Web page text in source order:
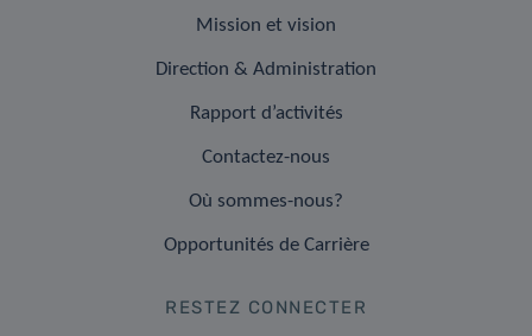
Mission et vision
Direction & Administration
Rapport d’activités
Contactez-nous
Où sommes-nous?
Opportunités de Carrière
RESTEZ CONNECTER